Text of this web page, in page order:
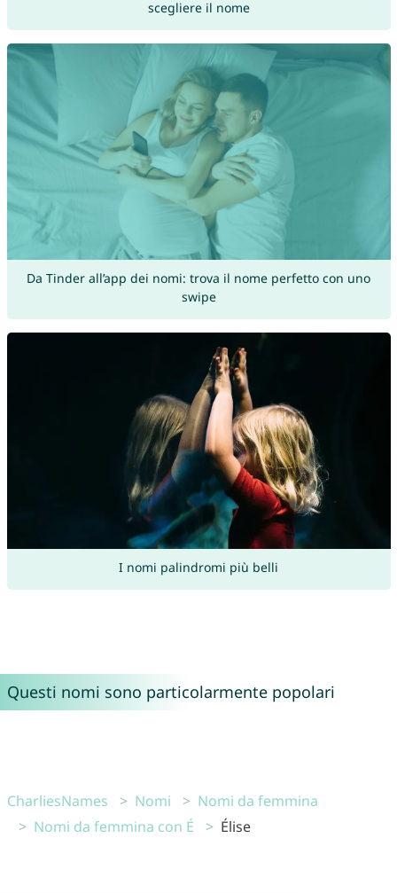
scegliere il nome
Da Tinder all’app dei nomi: trova il nome perfetto con uno
swipe
I nomi palindromi più belli
Questi nomi sono particolarmente popolari
CharliesNames Nomi
Nomi da femmina
Nomi da femmina con É
Élise